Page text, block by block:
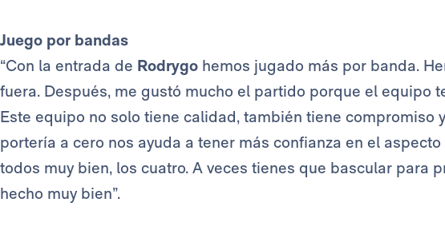
Juego por bandas
“Con la entrada de Rodrygo hemos jugado más por banda.
fuera. Después, me gustó mucho el partido porque el equipo
Este equipo no solo tiene calidad, también tiene compromiso
portería a cero nos ayuda a tener más confianza en el
todos muy bien, los cuatro. A veces tienes que bascular para
hecho muy bien”.